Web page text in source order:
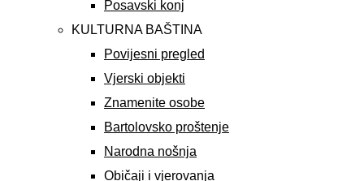
Posavski konj
KULTURNA BAŠTINA
Povijesni pregled
Vjerski objekti
Znamenite osobe
Bartolovsko proštenje
Narodna nošnja
Običaji i vjerovanja